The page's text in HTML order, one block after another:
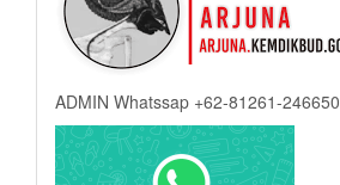
ADMIN Whatssap +62-81261-246650